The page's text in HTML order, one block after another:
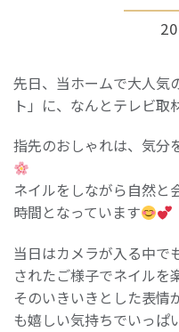
先日、当ホームで大人気
ト」に、なんとテレビ取
指先のおしゃれは、気分
ネイルをしながら自然と
時間となっています
当日はカメラが入る中で
されたご様子でネイルを
そのいきいきとした表情
も嬉しい気持ちでいっぱ